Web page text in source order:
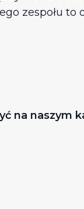
zespołu
na naszym